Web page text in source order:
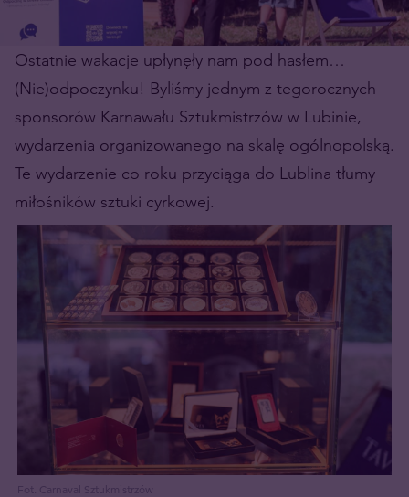
Ostatnie wakacje upłynęły nam pod hasłem…
(Nie)odpoczynku! Byliśmy jednym z tegorocznych
sponsorów Karnawału Sztukmistrzów w Lubinie,
wydarzenia organizowanego na skalę ogólnopolską.
Te wydarzenie co roku przyciąga do Lublina tłumy
miłośników sztuki cyrkowej.
Fot. Carnaval Sztukmistrzów